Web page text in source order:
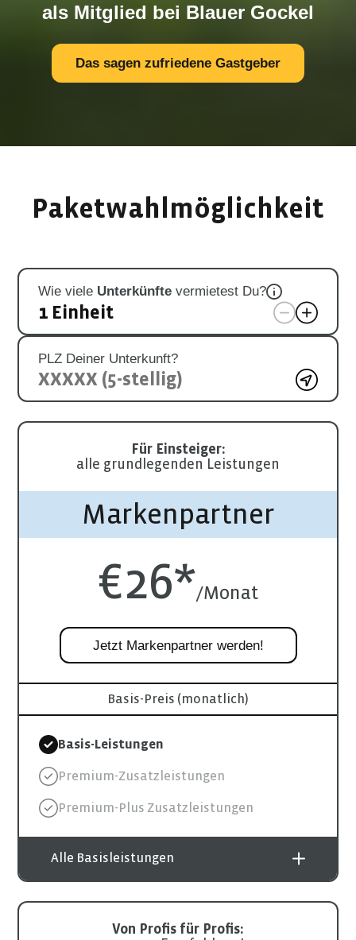
als Mitglied bei Blauer Gockel
Das sagen zufriedene Gastgeber
Paketwahlmöglichkeit
Wie viele Unterkünfte vermietest Du?
1 Einheit
PLZ Deiner Unterkunft?
Für Einsteiger:
alle grundlegenden Leistungen
Markenpartner
€26*/Monat
Jetzt Markenpartner werden!
Basis-Preis (monatlich)
Basis-Leistungen
Premium-Zusatzleistungen
Premium-Plus Zusatzleistungen
Alle Basisleistungen
Von Profis für Profis: